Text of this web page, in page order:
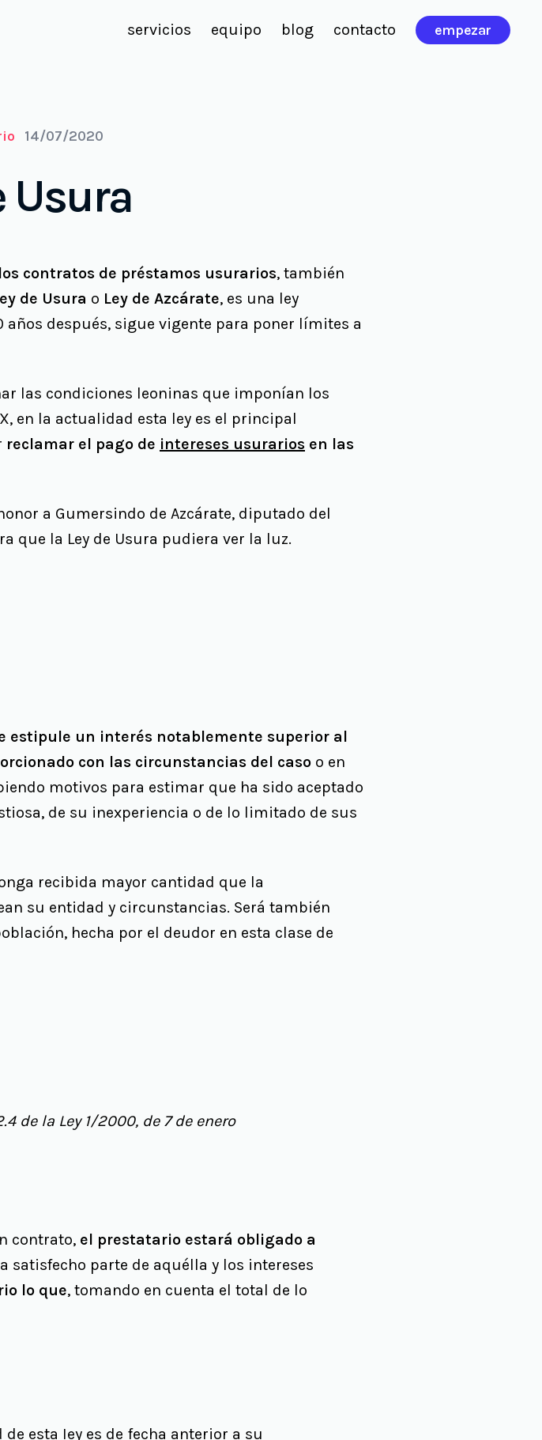
servicios equipo blog contacto empezar
14/07/2020
Usura
contratos de préstamos usurarios, también
de Usura o Ley de Azcárate, es una ley
años después, sigue vigente para poner límites a
las condiciones leoninas que imponían los
en la actualidad esta ley es el principal
reclamar el pago de intereses usurarios en las
a Gumersindo de Azcárate, diputado del
que la Ley de Usura pudiera ver la luz.
estipule un interés notablemente superior al
con las circunstancias del caso o en
motivos para estimar que ha sido aceptado
de su inexperiencia o de lo limitado de sus
recibida mayor cantidad que la
su entidad y circunstancias. Será también
hecha por el deudor en esta clase de
de la Ley 1/2000, de 7 de enero
contrato, el prestatario estará obligado a
satisfecho parte de aquélla y los intereses
lo que, tomando en cuenta el total de lo
esta Iey es de fecha anterior a su